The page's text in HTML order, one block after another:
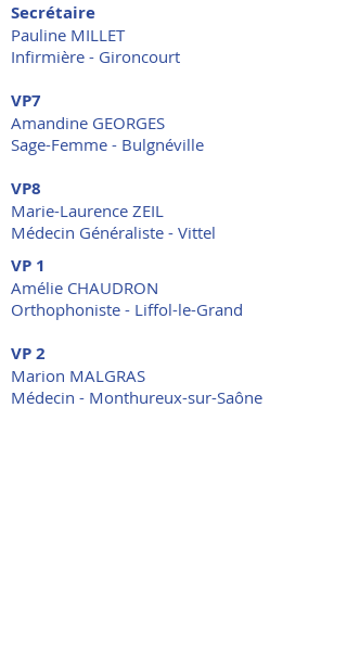
Secrétaire
Pauline MILLET
Infirmière - Gironcourt​
VP7
Amandine GEORGES
Sage-Femme - Bulgnéville​
VP8
Marie-Laurence ZEIL
Médecin Généraliste - Vittel
VP 1
Amélie CHAUDRON
Orthophoniste - Liffol-le-Grand
VP 2
Marion MALGRAS
Médecin - Monthureux-sur-Saône